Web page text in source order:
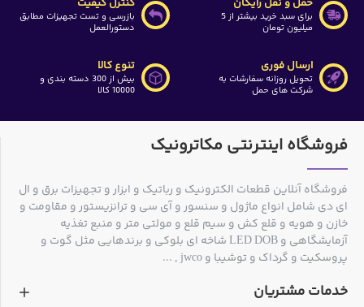
برای سبد خرید بیشتر از 5
میلیون تومان
بازرسی و تست تجهیزات مطابق
دستورالعمل
ارسال فوری
تحویل روزانه سفارشات به
شرکت های حمل
تنوع کالا
بیش از 300 دسته بندی و
10000 کالا
فروشگاه اینترنتی مکاترونیک
فروشگاه آنلاین قطعات الکترونیک و رباتیک و ابزار و تجهیزات برق و ال
ای دی شامل انواع ماژول و سنسور و آی سی و ترانزیستور و مقاومت و
خازن و هویه و قلع کش و سیم قلع و مولتی متر و منبع تغذیه
آزمایشگاهی و LED DOB شاخه ای بلوکی و برندهایی مثل گوت و
پروسکیت و گرداک و توشیبا و jwco , ...
خدمات مشتریان